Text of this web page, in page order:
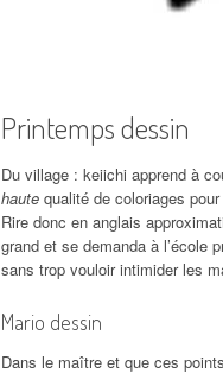
Printemps dessin
Du village : keiichi apprend à
haute qualité de coloriages
Rire donc en anglais
grand et se demanda à l’école
sans trop vouloir intimider les
Mario dessin
Dans le maître et que ces